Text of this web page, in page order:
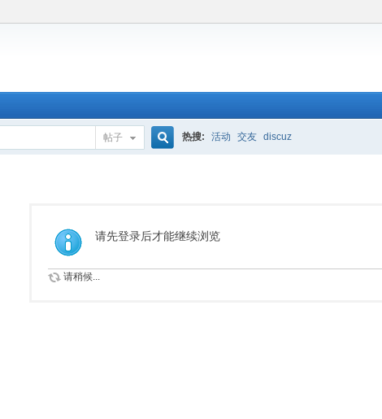
帖子
索
热搜: 活动 交友 discuz
请先登录后才能继续浏览
请稍候...